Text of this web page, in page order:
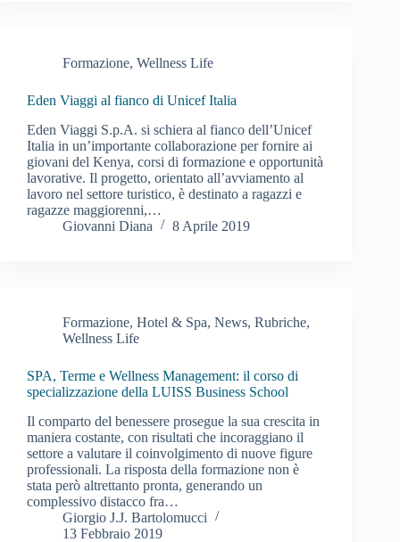
Formazione, Wellness Life
Eden Viaggi al fianco di Unicef Italia
Eden Viaggi S.p.A. si schiera al fianco dell’Unicef
Italia in un’importante collaborazione per fornire ai
giovani del Kenya, corsi di formazione e opportunità
lavorative. Il progetto, orientato all’avviamento al
lavoro nel settore turistico, è destinato a ragazzi e
ragazze maggiorenni,…
Giovanni Diana
8 Aprile 2019
Formazione, Hotel & Spa, News, Rubriche,
Wellness Life
SPA, Terme e Wellness Management: il corso di
specializzazione della LUISS Business School
Il comparto del benessere prosegue la sua crescita in
maniera costante, con risultati che incoraggiano il
settore a valutare il coinvolgimento di nuove figure
professionali. La risposta della formazione non è
stata però altrettanto pronta, generando un
complessivo distacco fra…
Giorgio J.J. Bartolomucci
13 Febbraio 2019